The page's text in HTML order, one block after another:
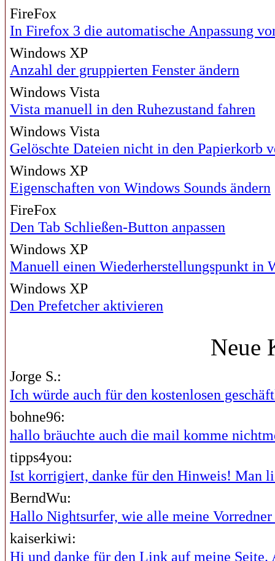
FireFox
In Firefox 3 die automatische Anpassung
Windows XP
Anzahl der gruppierten Fenster ändern
Windows Vista
Vista manuell in den Ruhezustand fahren
Windows Vista
Gelöschte Dateien nicht in den Papierkorb
Windows XP
Eigenschaften von Windows Sounds ändern
FireFox
Den Tab Schließen-Button anpassen
Windows XP
Manuell einen Wiederherstellungspunkt in
Windows XP
Den Prefetcher aktivieren
Neue
Jorge S.:
Ich würde auch für den kostenlosen
bohne96:
hallo bräuchte auch die mail komme
tipps4you:
Ist korrigiert, danke für den Hinweis! Man
BerndWu:
Hallo Nightsurfer, wie alle meine
kaiserkiwi:
Hi und danke für den Link auf meine